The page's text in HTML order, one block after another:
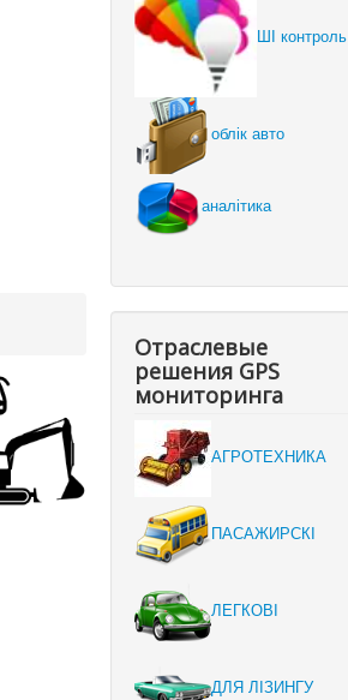
ШІ контроль
облік авто
аналітика
Отраслевые
решения GPS
мониторинга
АГРОТЕХНИКА
ПАСАЖИРСКІ
ЛЕГКОВІ
ДЛЯ ЛІЗИНГУ